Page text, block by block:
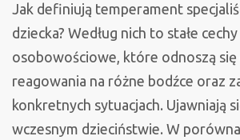
Jak definiują temperament
dziecka? Według nich to stałe cechy
osobowościowe, które odnoszą się
reagowania na różne bodźce oraz
konkretnych sytuacjach. Ujawniają
wczesnym dzieciństwie. W